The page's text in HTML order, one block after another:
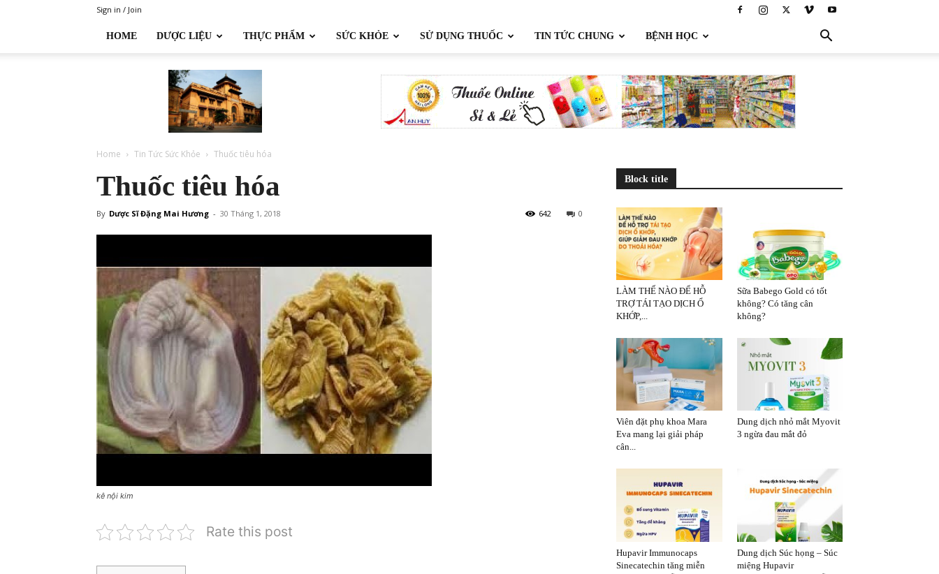
Sign in / Join
HOME DƯỢC LIỆU THỰC PHẨM SỨC KHỎE SỬ DỤNG THUỐC TIN TỨC CHUNG BỆNH HỌC
Home Tin Tức Sức Khỏe Thuốc tiêu hóa
Thuốc tiêu hóa
By Dược Sĩ Đặng Mai Hương - 30 Tháng 1, 2018 0
642
kê nội kim
Rate this post
Block title
LÀM THẾ NÀO ĐỂ HỖ
TRỢ TÁI TẠO DỊCH Ổ
KHỚP,...
Sữa Babego Gold có tốt
không? Có tăng cân
không?
Viên đặt phụ khoa Mara
Eva mang lại giải pháp
cân...
Dung dịch nhỏ mắt Myovit
3 ngừa đau mắt đỏ
Hupavir Immunocaps
Sinecatechin tăng miễn
Dung dịch Súc họng – Súc
miệng Hupavir